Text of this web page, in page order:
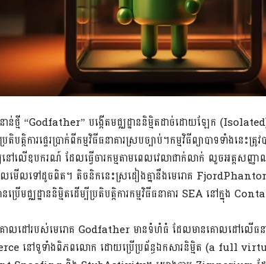
ថ្មី “Godfather” បង្កើតមជ្ឈដ្ឋាននិម្មិតដាច់ដោយឡែក
តិការផ្ទេរប្រាក់ពីកម្មវិធីធនាគារស្របច្បាប់។កម្មវិធីព្យាបាទទាំងនេះត្រូ
ៅលើឧបករណ៍ ដែលធ្វើចារកម្មតាមពេលវេលាជាក់លាក់ លួចអត្តសញ្ញាណ
ដែលមើលទៅដូចពិត។ តិចនិកនេះស្រដៀងគ្នានឹងមេរោគ
រើមជ្ឈដ្ឋាននិម្មិតដើម្បីប្រតិបត្តិការកម្មវិធីធនាគារ SEA នៅក្នុង
ដៅរបស់មេរោគ​ Godfather មានទំហំធំ ដែលមានគោលដៅលើធនា
នៅទូទាំងពិភពលោក ដោយប្រើប្រព័ន្ធឯកសារនិម្មិត (a full